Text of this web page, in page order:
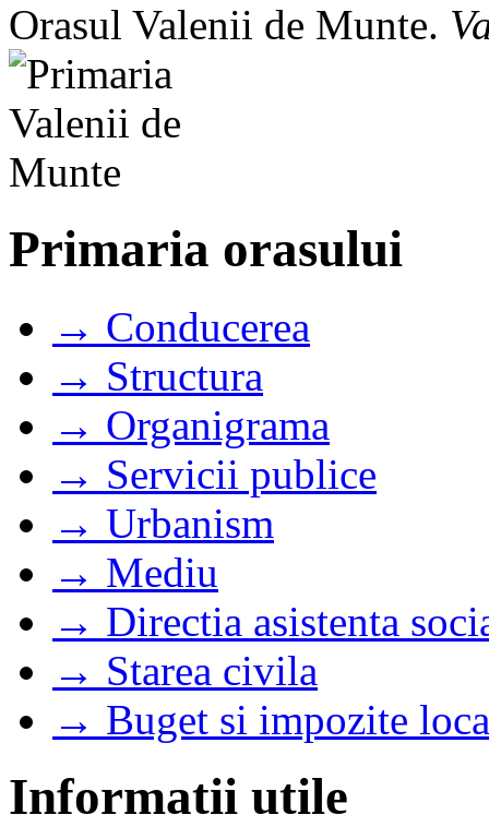
Orasul Valenii de Munte.
Primaria orasului
→ Conducerea
→ Structura
→ Organigrama
→ Servicii publice
→ Urbanism
→ Mediu
→ Directia asistenta
→ Starea civila
→ Buget si impozite
Informatii utile